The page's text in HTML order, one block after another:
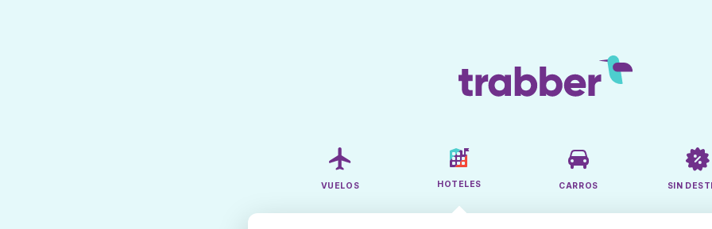
VUELOS HOTELES CARROS SIN